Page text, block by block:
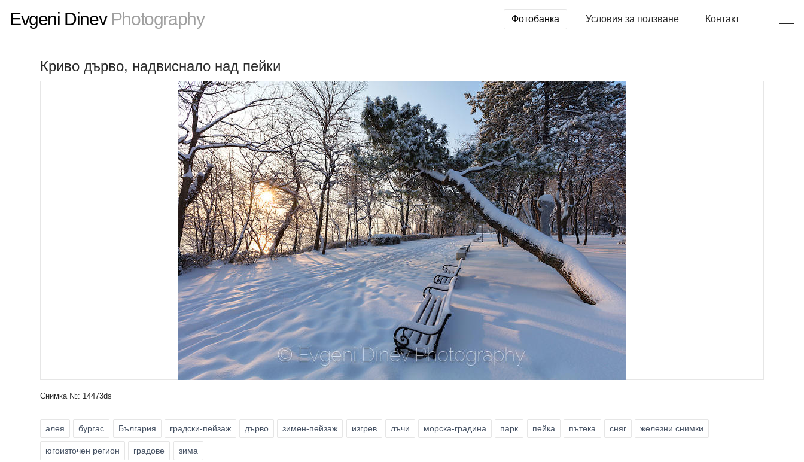
Evgeni DinevPhotography Фотобанка Условия за ползване Контакт
Криво дърво, надвиснало над пейки
Снимка №: 14473ds
алея бургас България градски-пейзаж дърво зимен-пейзаж изгрев лъчи морска-градина парк пейка пътека сняг железни снимки
югоизточен регион градове зима